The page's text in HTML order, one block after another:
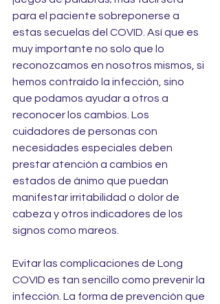
para el paciente sobreponerse a
estas secuelas del COVID. Así que es
muy importante no solo que lo
reconozcamos en nosotros mismos, si
hemos contraído la infección, sino
que podamos ayudar a otros a
reconocer los cambios. Los
cuidadores de personas con
necesidades especiales deben
prestar atención a cambios en
estados de ánimo que puedan
manifestar irritabilidad o dolor de
cabeza y otros indicadores de los
signos como mareos.
Evitar las complicaciones de Long
COVID es tan sencillo como prevenir la
infección. La forma de prevención que